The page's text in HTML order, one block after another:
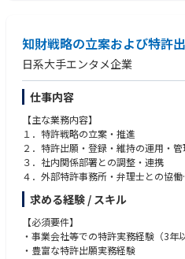
装力が問われます。
■3～5年後の想定されるキャリアパス
現時点では以下のようなキャリアパ
ますが、ご意向やスキルセットなどと
予定です。
・博報堂テクノロジーズの管理職と
ている部署・メンバーのマネジメント
・出向先のグループ会社において、事
・異なるグループ会社へ出向し、新た
■ポジションの魅力
同社の事業ドメインは日々進化してい
ックチェーンといったテクノロジー
ルファネルマーケティングといった
のDX支援といった得意先ビジネスド
門教育、改善提案を通じてKPI改善や
つけます。
■業務上の課題：
グループ内にエンジニアリソースは
件を取りまとめ、要件定義〜設計フ
設計を主導できる人材が不足していま
用に耐える形で組み込むための設計
ップを埋めることが導入の実効性と事
■3～5年後の想定されるキャリアパス
現時点では以下のようなキャリアパ
予定です。
・ テックリード／アーキテクト : 生
・生成AI や外部 AI サービスの導入・
の実務知見含む）
・データ基盤やデータ連携の設計・
連携等）
・オブザーバビリティ設計・監視運用
ス、OpenTelemetry 等）
・CI/CD、インフラ構成管理（
・プロダクトやプロジェクトのリー
との技術折衝経験
【求める人物像】
・高い当事者意識を持ち、自ら率先し
・責任感が強く、結果に対して最後ま
・変化や不確実性を前向きに捉え、柔
・周囲と協調しつつも、自分の考えを
知財戦略の立案および特許
日系大手エンタメ企業
仕事内容
【主な業務内容】
１．特許戦略の立案・推進
２．特許出願・登録・維持の運用・管
３．社内関係部署との調整・連携
４．外部特許事務所・弁理士との協働
５．その他関連する業務
６．その他可能性のある業務
求める経験 / スキル
【必須要件】
・事業会社等での特許実務経験（3年
・豊富な特許出願実務経験